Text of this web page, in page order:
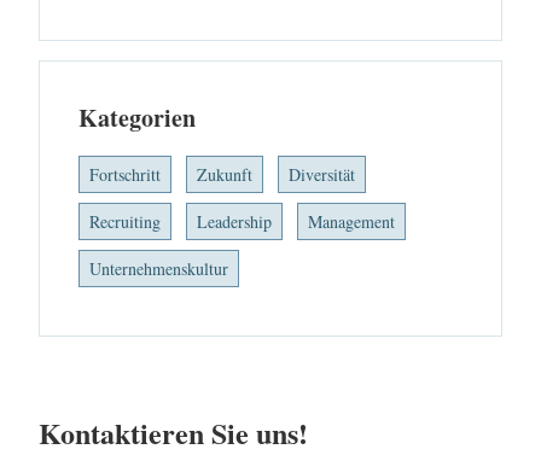
Kategorien
Fortschritt Zukunft Diversität
Recruiting Leadership Management
Unternehmenskultur
Kontaktieren Sie uns!